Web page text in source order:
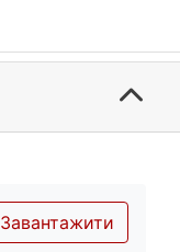
Завантажити